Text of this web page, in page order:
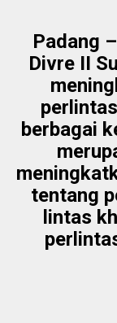
Padang –
Divre II
berbagai
tentang
lintas